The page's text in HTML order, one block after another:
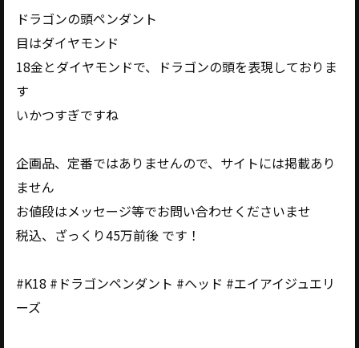
ドラゴンの頭ペンダント
目はダイヤモンド
18金とダイヤモンドで、ドラゴンの頭を表現しておりま
す
いかつすぎですね
企画品、定番ではありませんので、サイトには掲載あり
ません
お値段はメッセージ等でお問い合わせくださいませ
税込、ざっくり45万前後 です！
#K18 #ドラゴンペンダント #ヘッド #エイアイジュエリ
ーズ